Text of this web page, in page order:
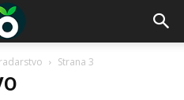
Strana 3